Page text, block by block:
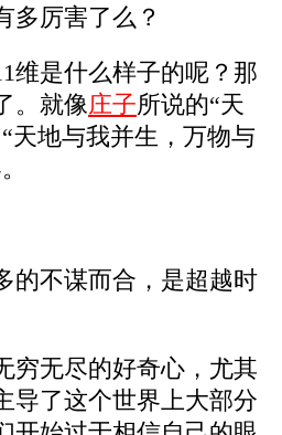
多厉害了么？
维是什么样子的呢？那
。就像庄子所说的“天
天地与我并生，万物与
的不谋而合，是超越时
穷无尽的好奇心，尤其
导了这个世界上大部分